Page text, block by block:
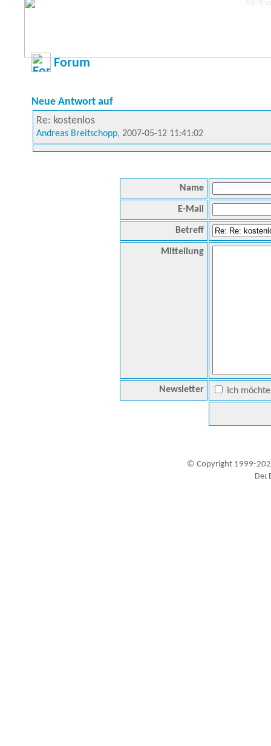
Forum
Neue Antwort auf
Re: kostenlos
Andreas Breitschopp, 2007-05-12 11:41:02
Name
E-Mail
Betreff
Mitteilung
Newsletter Ich
© Copyright 1999-